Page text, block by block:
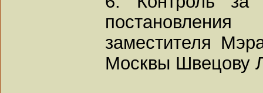
заместителя
Москвы Швецову